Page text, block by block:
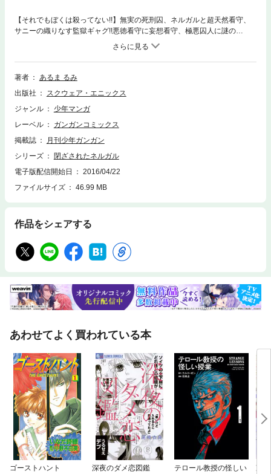
【それでもぼくは殺ってない!!】無実の死刑囚、ネルガルと超天然看守、
サニーの織りなす監獄ギャグ!!悪徳看守に妄想看守、極悪囚人に謎の
男…。不幸の連鎖は止まらない！ 死刑執行まで残り40日。ネルガルの運
命やいかに!!?(C)2008 Rumi Aruma
著者
あるま るみ
出版社
スクウェア・エニックス
ジャンル
少年マンガ
レーベル
ガンガンコミックス
掲載誌
月刊少年ガンガン
シリーズ
閉ざされたネルガル
電子版配信開始日
2016/04/22
ファイルサイズ
46.99 MB
作品をシェアする
あわせてよく買われている本
ゴーストハント 深夜のダメ恋図鑑
テロール教授の怪しい
冷